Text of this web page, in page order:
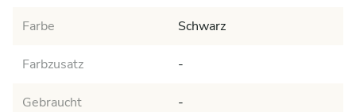
Farbe Schwarz
Farbzusatz -
Gebraucht -